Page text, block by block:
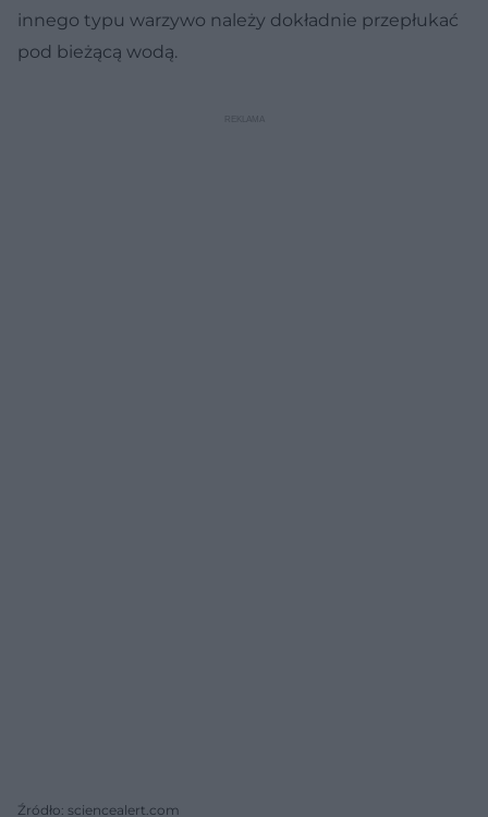
innego typu warzywo należy dokładnie przepłukać
pod bieżącą wodą.
Źródło: sciencealert.com